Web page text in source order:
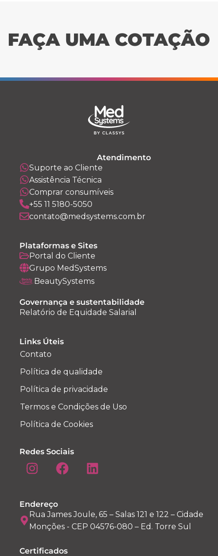
FAÇA UMA COTAÇÃO
Atendimento
Suporte ao Cliente
Assistência Técnica
Comprar consumíveis
+55 11 5180-5050
contato@medsystems.com.br
Plataformas e Sites
Portal do Cliente
Grupo MedSystems
BeautySystems
Governança e sustentabilidade
Relatório de Equidade Salarial
Links Úteis
Contato
Política de qualidade
Política de privacidade
Termos e Condições de Uso
Política de Cookies
Redes Sociais
Endereço
Rua James Joule, 65 – Salas 121 e 122 – Cidade
Monções - CEP 04576-080 – Ed. Torre Sul
Certificados